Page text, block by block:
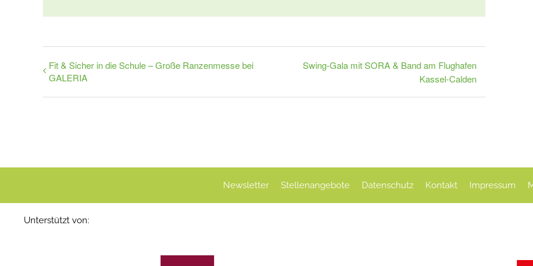
Mail
Fit & Sicher in die Schule – Große Ranzenmesse bei
GALERIA
Swing-Gala mit SORA & Band am Flughafen
Kassel-Calden
Newsletter Stellenangebote Datenschutz Kontakt Impressum
Unterstützt von: